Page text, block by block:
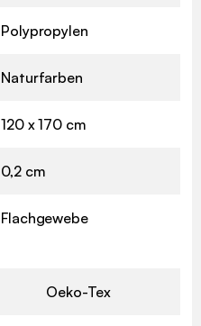
Polypropylen
Naturfarben
120 x 170 cm
0,2 cm
Flachgewebe
Oeko-Tex